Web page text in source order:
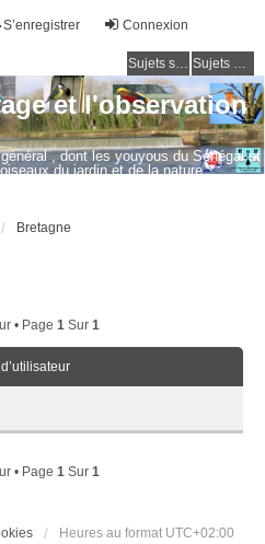
Connexion
S’enregistrer
Sujets sans réponse Sujets actifs
et l'observation
, dont les youyous du Sénégal et
du jardin et de la nature.
Bretagne
• Page 1 Sur 1
• Page 1 Sur 1
Heures au format UTC+02:00